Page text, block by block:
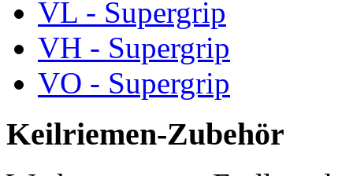
VL - Supergrip
VH - Supergrip
VO - Supergrip
Keilriemen-Zubehör